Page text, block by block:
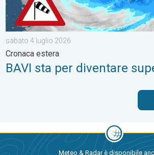
sabato 4 luglio 2026
Cronaca estera
BAVI sta per diventare
Meteo & Radar è disponibile